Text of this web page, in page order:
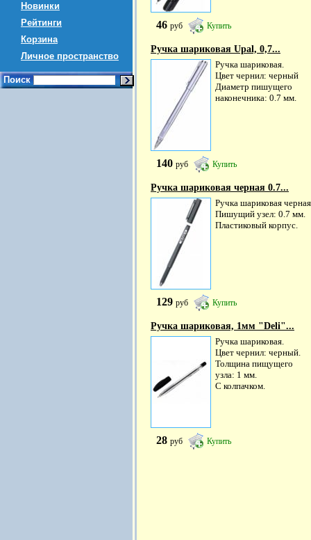
Новинки
Рейтинги
Корзина
Личное пространство
Поиск
46 руб Купить
Ручка шариковая Upal, 0,7...
Ручка шариковая.
Цвет чернил: черный
Диаметр пишущего
наконечника: 0.7 мм.
140 руб Купить
Ручка шариковая черная 0.7...
Ручка шариковая
Пишущий узел: 0.7 мм.
Пластиковый корпус.
129 руб Купить
Ручка шариковая, 1мм "Deli"...
Ручка шариковая.
Цвет чернил: черный.
Толщина пищущего
узла: 1 мм.
С колпачком.
28 руб Купить